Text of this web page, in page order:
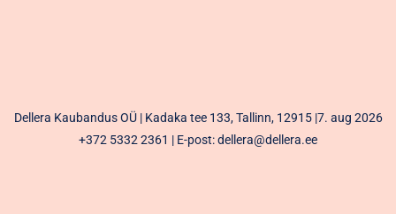
Dellera Kaubandus OÜ | Kadaka tee 133, Tallinn, 12915 |7. aug 2026
+372 5332 2361 | E-post: dellera@dellera.ee